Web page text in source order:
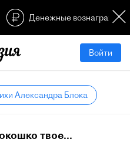
Денежные
Войти
Александра Блока
твое...